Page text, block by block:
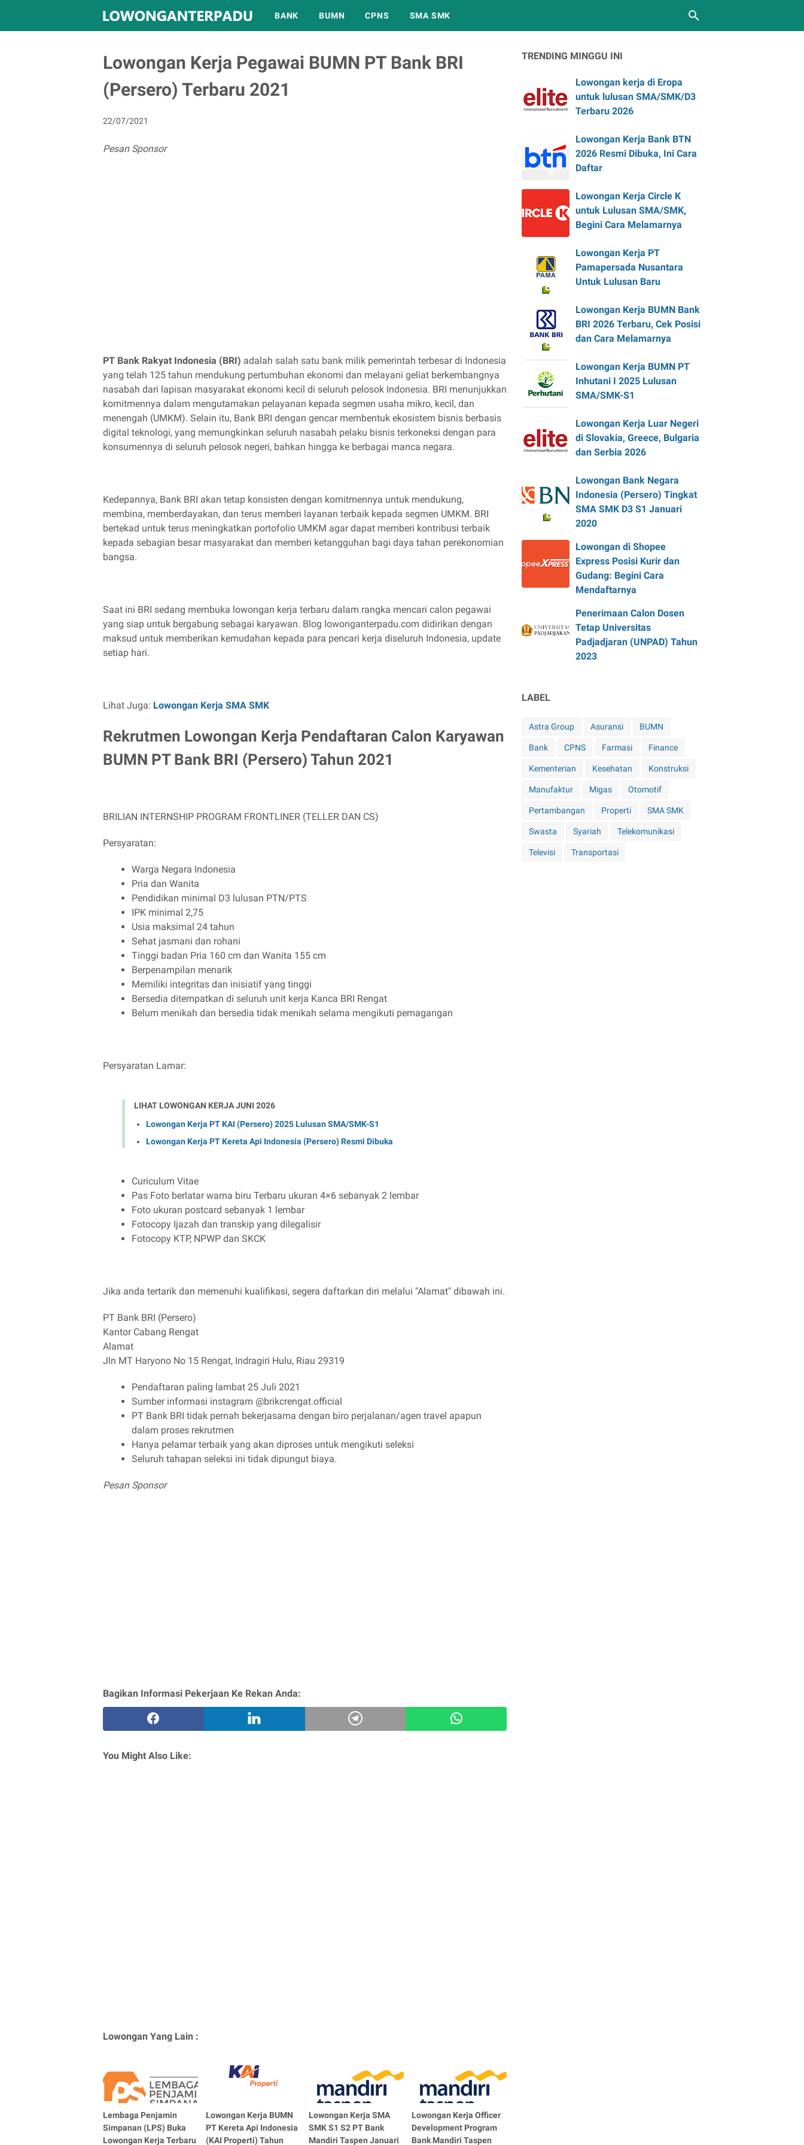
BANK BUMN CPNS SMA SMK
Lowongan Kerja Pegawai BUMN PT Bank BRI
(Persero) Terbaru 2021
22/07/2021
Pesan Sponsor
PT Bank Rakyat Indonesia (BRI) adalah salah satu bank milik pemerintah terbesar di Indonesia
yang telah 125 tahun mendukung pertumbuhan ekonomi dan melayani geliat berkembangnya
nasabah dari lapisan masyarakat ekonomi kecil di seluruh pelosok Indonesia. BRI menunjukkan
komitmennya dalam mengutamakan pelayanan kepada segmen usaha mikro, kecil, dan
menengah (UMKM). Selain itu, Bank BRI dengan gencar membentuk ekosistem bisnis berbasis
digital teknologi, yang memungkinkan seluruh nasabah pelaku bisnis terkoneksi dengan para
konsumennya di seluruh pelosok negeri, bahkan hingga ke berbagai manca negara.
Kedepannya, Bank BRI akan tetap konsisten dengan komitmennya untuk mendukung,
membina, memberdayakan, dan terus memberi layanan terbaik kepada segmen UMKM. BRI
bertekad untuk terus meningkatkan portofolio UMKM agar dapat memberi kontribusi terbaik
kepada sebagian besar masyarakat dan memberi ketangguhan bagi daya tahan perekonomian
bangsa.
Saat ini BRI sedang membuka lowongan kerja terbaru dalam rangka mencari calon pegawai
yang siap untuk bergabung sebagai karyawan. Blog lowonganterpadu.com didirikan dengan
maksud untuk memberikan kemudahan kepada para pencari kerja diseluruh Indonesia, update
setiap hari.
Lihat Juga: Lowongan Kerja SMA SMK
Rekrutmen Lowongan Kerja Pendaftaran Calon Karyawan
BUMN PT Bank BRI (Persero) Tahun 2021
BRILIAN INTERNSHIP PROGRAM FRONTLINER (TELLER DAN CS)
Persyaratan:
Warga Negara Indonesia
Pria dan Wanita
Pendidikan minimal D3 lulusan PTN/PTS
IPK minimal 2,75
Usia maksimal 24 tahun
Sehat jasmani dan rohani
Tinggi badan Pria 160 cm dan Wanita 155 cm
Berpenampilan menarik
Memiliki integritas dan inisiatif yang tinggi
Bersedia ditempatkan di seluruh unit kerja Kanca BRI Rengat
Belum menikah dan bersedia tidak menikah selama mengikuti pemagangan
Persyaratan Lamar:
LIHAT LOWONGAN KERJA JUNI 2026
Lowongan Kerja PT KAI (Persero) 2025 Lulusan SMA/SMK-S1
Lowongan Kerja PT Kereta Api Indonesia (Persero) Resmi Dibuka
Curiculum Vitae
Pas Foto berlatar warna biru Terbaru ukuran 4×6 sebanyak 2 lembar
Foto ukuran postcard sebanyak 1 lembar
Fotocopy Ijazah dan transkip yang dilegalisir
Fotocopy KTP, NPWP dan SKCK
Jika anda tertarik dan memenuhi kualifikasi, segera daftarkan diri melalui "Alamat" dibawah ini.
PT Bank BRI (Persero)
Kantor Cabang Rengat
Alamat
Jln MT Haryono No 15 Rengat, Indragiri Hulu, Riau 29319
Pendaftaran paling lambat 25 Juli 2021
Sumber informasi instagram @brikcrengat.official
PT Bank BRI tidak pernah bekerjasama dengan biro perjalanan/agen travel apapun
dalam proses rekrutmen
Hanya pelamar terbaik yang akan diproses untuk mengikuti seleksi
Seluruh tahapan seleksi ini tidak dipungut biaya.
Pesan Sponsor
Bagikan Informasi Pekerjaan Ke Rekan Anda:
You Might Also Like:
Lowongan Yang Lain :
Lembaga Penjamin
Simpanan (LPS) Buka
Lowongan Kerja Terbaru
Lowongan Kerja BUMN
PT Kereta Api Indonesia
(KAI Properti) Tahun
Lowongan Kerja SMA
SMK S1 S2 PT Bank
Mandiri Taspen Januari
Lowongan Kerja Officer
Development Program
Bank Mandiri Taspen
TRENDING MINGGU INI
Lowongan kerja di Eropa
untuk lulusan SMA/SMK/D3
Terbaru 2026
Lowongan Kerja Bank BTN
2026 Resmi Dibuka, Ini Cara
Daftar
Lowongan Kerja Circle K
untuk Lulusan SMA/SMK,
Begini Cara Melamarnya
Lowongan Kerja PT
Pamapersada Nusantara
Untuk Lulusan Baru
Lowongan Kerja BUMN Bank
BRI 2026 Terbaru, Cek Posisi
dan Cara Melamarnya
Lowongan Kerja BUMN PT
Inhutani I 2025 Lulusan
SMA/SMK-S1
Lowongan Kerja Luar Negeri
di Slovakia, Greece, Bulgaria
dan Serbia 2026
Lowongan Bank Negara
Indonesia (Persero) Tingkat
SMA SMK D3 S1 Januari
2020
Lowongan di Shopee
Express Posisi Kurir dan
Gudang: Begini Cara
Mendaftarnya
Penerimaan Calon Dosen
Tetap Universitas
Padjadjaran (UNPAD) Tahun
2023
LABEL
Astra Group Asuransi BUMN
Bank CPNS Farmasi Finance
Kementerian Kesehatan Konstruksi
Manufaktur Migas Otomotif
Pertambangan Properti SMA SMK
Swasta Syariah Telekomunikasi
Televisi Transportasi